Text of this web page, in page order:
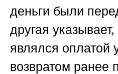
деньги были
другая
являлся оплатой
возвратом ранее